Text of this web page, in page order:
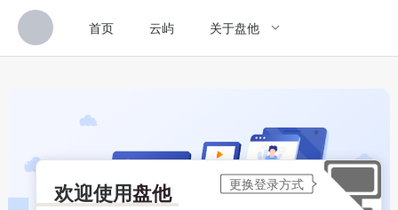
首页 云屿 关于盘他
欢迎使用盘他